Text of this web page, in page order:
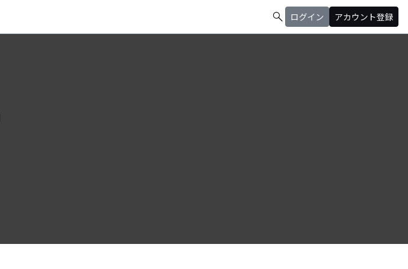
search ログイン アカウント登録